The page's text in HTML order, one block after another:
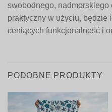
swobodnego, nadmorskiego
praktyczny w użyciu, będzie
ceniących funkcjonalność i
PODOBNE PRODUKTY